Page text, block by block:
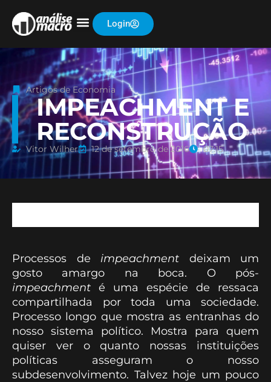
Login
Artigos de Economia
IMPEACHMENT E
RECONSTRUÇÃO
Vitor Wilher 12 de setembro de 2016 07:15
Processos de impeachment deixam um
gosto amargo na boca. O pós-
impeachment é uma espécie de ressaca
compartilhada por toda uma sociedade.
Processo longo que mostra as entranhas do
nosso sistema político. Mostra para quem
quiser ver o quanto nossas instituições
políticas asseguram o nosso
subdesenvolvimento. Talvez hoje um pouco